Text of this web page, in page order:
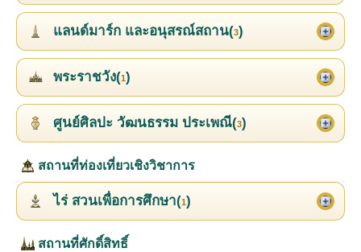
แลนด์มาร์ก และอนุสรณ์สถาน(3)
พระราชวัง(1)
ศูนย์ศิลปะ วัฒนธรรม ประเพณี(3)
สถานที่ท่องเที่ยวเชิงวิชาการ
ไร่ สวนเพื่อการศึกษา(1)
สถานที่ศักดิ์สิทธิ์